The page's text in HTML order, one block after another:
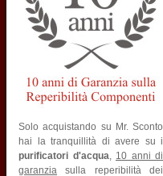
Solo acquistando su Mr. Sconto
hai la tranquillità di avere su i
purificatori d'acqua, 10 anni di
garanzia sulla reperibilità dei